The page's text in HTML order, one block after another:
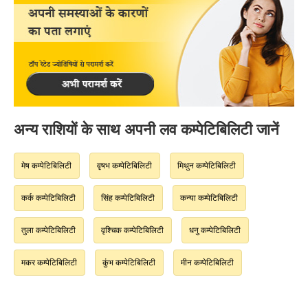
अन्य राशियों के साथ अपनी लव कम्पेटिबिलिटी जानें
मेष कम्पेटिबिलिटी वृषभ कम्पेटिबिलिटी मिथुन कम्पेटिबिलिटी
कर्क कम्पेटिबिलिटी सिंह कम्पेटिबिलिटी कन्या कम्पेटिबिलिटी
तुला कम्पेटिबिलिटी वृश्चिक कम्पेटिबिलिटी धनु कम्पेटिबिलिटी
मकर कम्पेटिबिलिटी कुंभ कम्पेटिबिलिटी मीन कम्पेटिबिलिटी